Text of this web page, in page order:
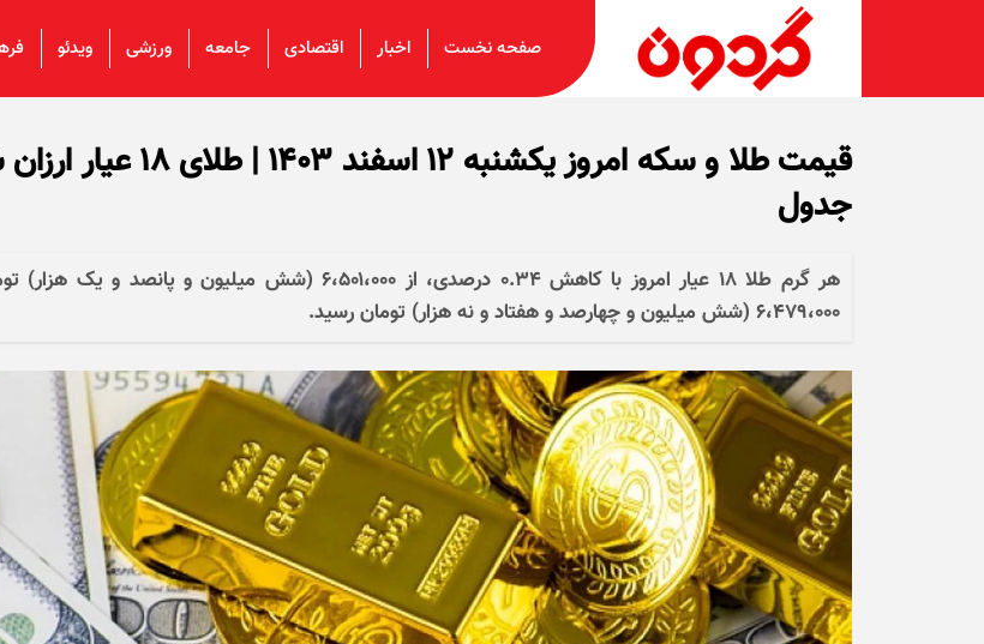
صفحه نخست اخبار اقتصادی جامعه ورزشی ویدئو
قیمت طلا و سکه امروز یکشنبه ۱۲ اسفند
جدول
هر گرم طلا ۱۸ عیار امروز با کاهش ۰.۳۴ درصدی، از ۶،۵۰۱،۰۰۰ (شش میلیون و پانصد و
۶،۴۷۹،۰۰۰ (شش میلیون و چهارصد و هفتاد و نه هزار) تومان رسید.